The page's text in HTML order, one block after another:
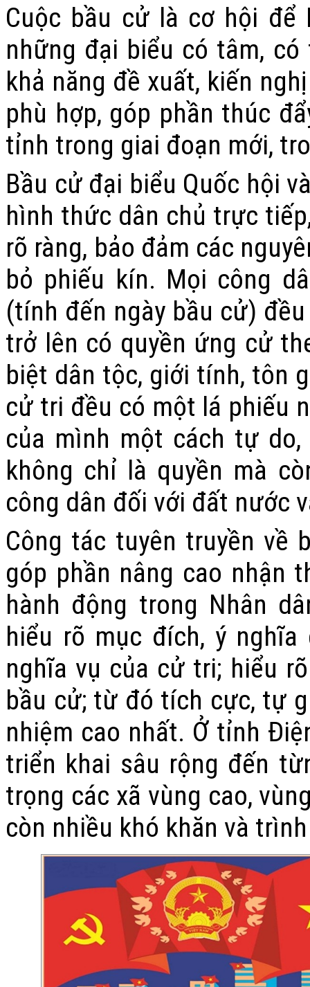
Cuộc bầu cử là cơ hội
những đại biểu có tâm,
khả năng đề xuất, kiến
phù hợp, góp phần thúc
tỉnh trong giai đoạn mới,
Bầu cử đại biểu Quốc hội
hình thức dân chủ trực
rõ ràng, bảo đảm các
bỏ phiếu kín. Mọi công
(tính đến ngày bầu cử)
trở lên có quyền ứng cử
biệt dân tộc, giới tính, tôn
cử tri đều có một lá phiếu
của mình một cách tự
không chỉ là quyền mà
công dân đối với đất nước
Công tác tuyên truyền về
góp phần nâng cao nhận
hành động trong Nhân
hiểu rõ mục đích, ý
nghĩa vụ của cử tri; hiểu
bầu cử; từ đó tích cực, tự
nhiệm cao nhất. Ở tỉnh
triển khai sâu rộng đến
trọng các xã vùng cao,
còn nhiều khó khăn và